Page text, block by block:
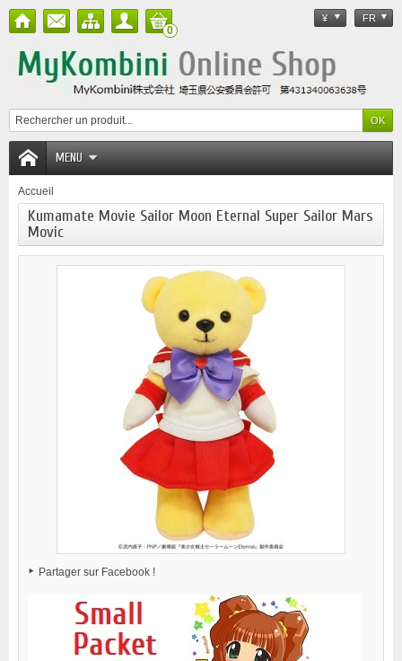
¥ FR
0
MENU
Accueil
Kumamate Movie Sailor Moon Eternal Super Sailor Mars
Movic
Partager sur Facebook !